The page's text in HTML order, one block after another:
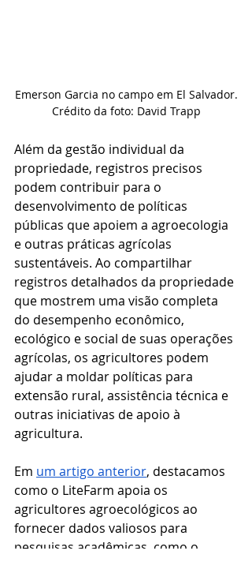
Emerson Garcia no campo em El Salvador.
Crédito da foto: David Trapp
Além da gestão individual da
propriedade, registros precisos
podem contribuir para o
desenvolvimento de políticas
públicas que apoiem a agroecologia
e outras práticas agrícolas
sustentáveis. Ao compartilhar
registros detalhados da propriedade
que mostrem uma visão completa
do desempenho econômico,
ecológico e social de suas operações
agrícolas, os agricultores podem
ajudar a moldar políticas para
extensão rural, assistência técnica e
outras iniciativas de apoio à
agricultura.
Em um artigo anterior, destacamos
como o LiteFarm apoia os
agricultores agroecológicos ao
fornecer dados valiosos para
pesquisas acadêmicas, como o